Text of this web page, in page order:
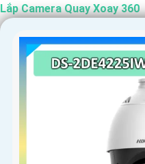
'Lắp Camera Quay Xoay 360